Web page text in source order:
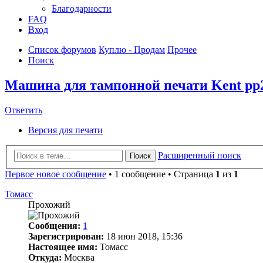
Благодарности
FAQ
Вход
Список форумов Куплю - Продам Прочее
Поиск
Машина для тампонной печати Kent
Ответить
Версия для печати
Поиск
Расширенный поиск
Первое новое сообщение • 1 сообщение • Страница 1 из 1
Томасс
Прохожий
Сообщения: 1
Зарегистрирован: 18 июн 2018, 15:36
Настоящее имя: Томасс
Откуда: Москва